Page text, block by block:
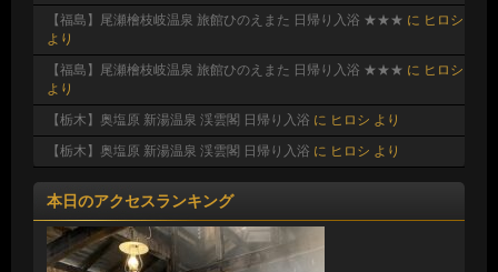
【福島】尾瀬檜枝岐温泉 旅館ひのえまた 日帰り入浴 ★★★ に ヒロシ
より
【福島】尾瀬檜枝岐温泉 旅館ひのえまた 日帰り入浴 ★★★ に ヒロシ
より
【栃木】奥塩原 新湯温泉 渓雲閣 日帰り入浴 に ヒロシ より
【栃木】奥塩原 新湯温泉 渓雲閣 日帰り入浴 に ヒロシ より
本日のアクセスランキング